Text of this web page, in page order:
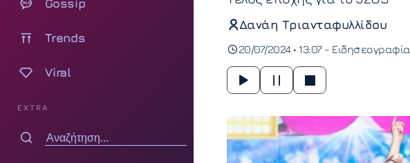
Trends
Viral
EXTRA
Δανάη Τριανταφυλλίδου
20/07/2024 • 13:07 - Ειδησεογραφία